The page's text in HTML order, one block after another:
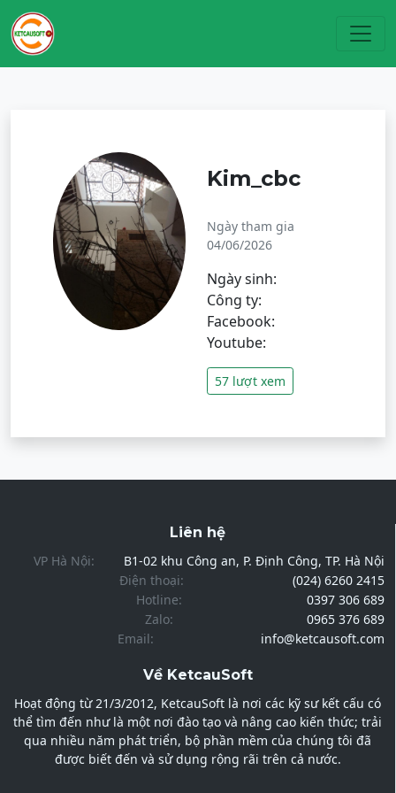
Kim_cbc
Ngày tham gia
04/06/2026
Ngày sinh:
Công ty:
Facebook:
Youtube:
57 lượt xem
Liên hệ
VP Hà Nội:
B1-02 khu Công an, P. Định Công, TP. Hà Nội
Điện thoại:
(024) 6260 2415
Hotline:
0397 306 689
Zalo:
0965 376 689
Email:
info@ketcausoft.com
Về KetcauSoft
Hoạt động từ 21/3/2012, KetcauSoft là nơi các kỹ sư kết cấu có
thể tìm đến như là một nơi đào tạo và nâng cao kiến thức; trải
qua nhiều năm phát triển, bộ phần mềm của chúng tôi đã
được biết đến và sử dụng rộng rãi trên cả nước.